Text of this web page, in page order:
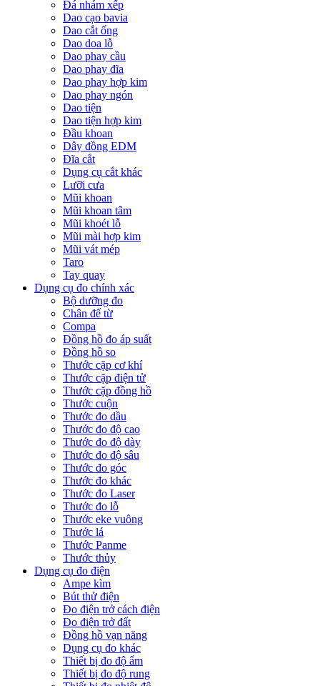
Đá nhám xếp
Dao cạo bavia
Dao cắt ống
Dao doa lỗ
Dao phay cầu
Dao phay đĩa
Dao phay hợp kim
Dao phay ngón
Dao tiện
Dao tiện hợp kim
Đầu khoan
Dây đồng EDM
Đĩa cắt
Dụng cụ cắt khác
Lưỡi cưa
Mũi khoan
Mũi khoan tâm
Mũi khoét lỗ
Mũi mài hợp kim
Mũi vát mép
Taro
Tay quay
Dụng cụ đo chính xác
Bộ dưỡng đo
Chân đế từ
Compa
Đồng hồ đo áp suất
Đồng hồ so
Thước cặp cơ khí
Thước cặp điện tử
Thước cặp đồng hồ
Thước cuộn
Thước đo dầu
Thước đo độ cao
Thước đo độ dày
Thước đo độ sâu
Thước đo góc
Thước đo khác
Thước đo Laser
Thước đo lỗ
Thước eke vuông
Thước lá
Thước Panme
Thước thủy
Dụng cụ đo điện
Ampe kìm
Bút thử điện
Đo điện trở cách điện
Đo điện trở đất
Đồng hồ vạn năng
Dụng cụ đo khác
Thiết bị đo độ ẩm
Thiết bị đo độ rung